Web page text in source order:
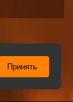
Принять